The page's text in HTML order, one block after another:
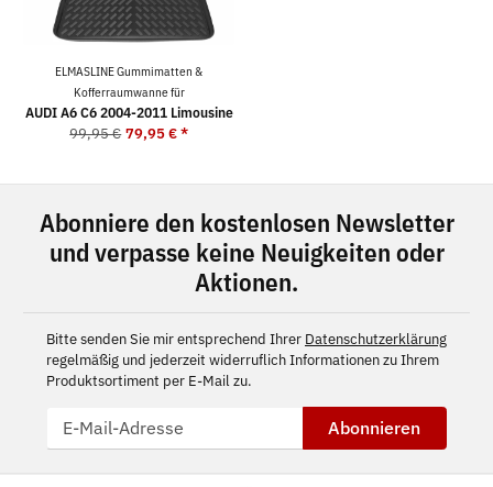
ELMASLINE Gummimatten &
Kofferraumwanne für
AUDI A6 C6 2004-2011 Limousine
99,95 € 79,95 €*
Abonniere den kostenlosen Newsletter
und verpasse keine Neuigkeiten oder
Aktionen.
Bitte senden Sie mir entsprechend Ihrer Datenschutzerklärung
regelmäßig und jederzeit widerruflich Informationen zu Ihrem
Produktsortiment per E-Mail zu.
Abonnieren